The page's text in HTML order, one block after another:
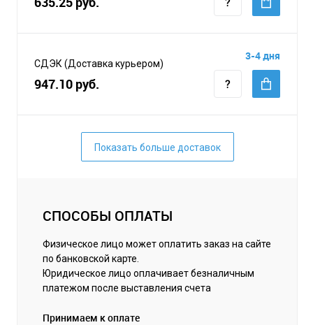
СДЭК (Доставка курьером)
947.10 руб.
3-4 дня
Показать больше доставок
СПОСОБЫ ОПЛАТЫ
Физическое лицо может оплатить заказ на сайте
по банковской карте.
Юридическое лицо оплачивает безналичным
платежом после выставления счета
Принимаем к оплате